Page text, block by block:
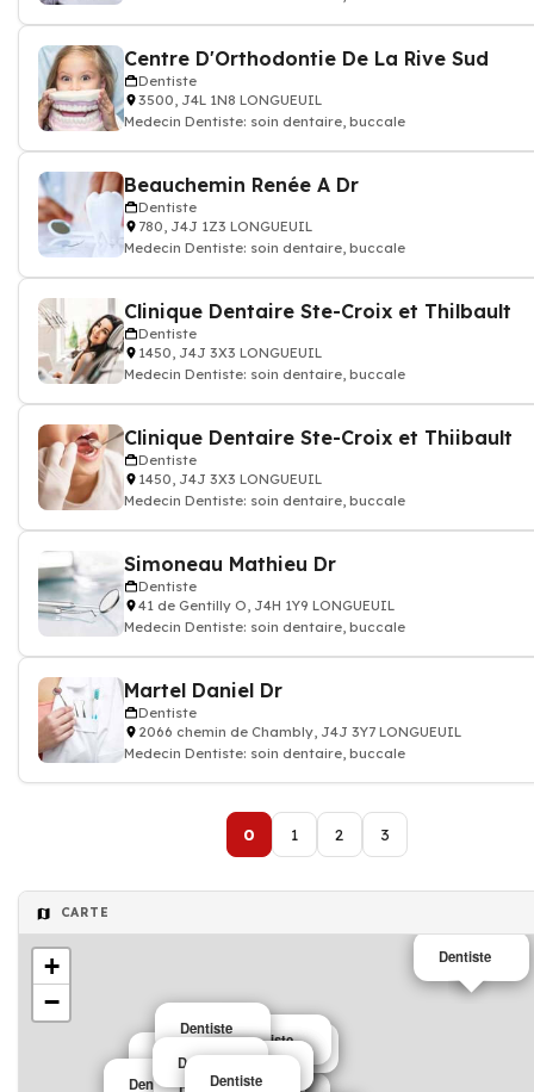
Centre D'Orthodontie De La Rive Sud
Dentiste
3500, J4L 1N8 LONGUEUIL
Medecin Dentiste: soin dentaire, buccale
Beauchemin Renée A Dr
Dentiste
780, J4J 1Z3 LONGUEUIL
Medecin Dentiste: soin dentaire, buccale
Clinique Dentaire Ste-Croix et Thilbault
Dentiste
1450, J4J 3X3 LONGUEUIL
Medecin Dentiste: soin dentaire, buccale
Clinique Dentaire Ste-Croix et Thiibault
Dentiste
1450, J4J 3X3 LONGUEUIL
Medecin Dentiste: soin dentaire, buccale
Simoneau Mathieu Dr
Dentiste
41 de Gentilly O, J4H 1Y9 LONGUEUIL
Medecin Dentiste: soin dentaire, buccale
Martel Daniel Dr
Dentiste
2066 chemin de Chambly, J4J 3Y7 LONGUEUIL
Medecin Dentiste: soin dentaire, buccale
0 1 2 3
CARTE
Dentiste
Dentiste
Dentiste
Dentiste
Dentiste
Dentiste
Dentiste
Dentiste
Dentiste
Dentiste
Dentiste
Dentiste
Dentiste
+
−